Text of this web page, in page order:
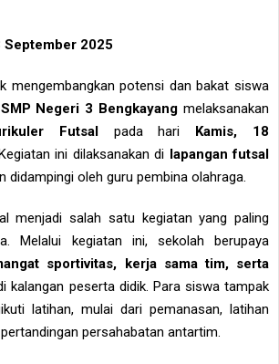
September 2025
mengembangkan potensi dan bakat siswa
SMP Negeri 3 Bengkayang melaksanakan
Futsalpada hari Kamis, 18
ini dilaksanakan di lapangan futsal
didampingi oleh guru pembina olahraga.
menjadi salah satu kegiatan yang paling
Melalui kegiatan ini, sekolah berupaya
sportivitas, kerja sama tim, serta
kalangan peserta didik. Para siswa tampak
latihan, mulai dari pemanasan, latihan
persahabatan antartim.